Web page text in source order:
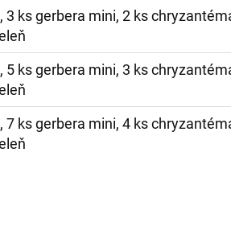
3 ks gerbera mini, 2 ks
5 ks gerbera mini, 3 ks
7 ks gerbera mini, 4 ks